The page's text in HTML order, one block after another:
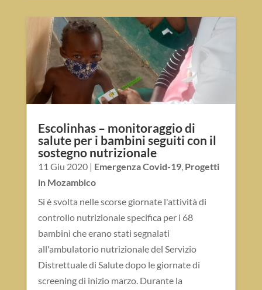
Escolinhas – monitoraggio di
salute per i bambini seguiti con il
sostegno nutrizionale
11 Giu 2020| Emergenza Covid-19, Progetti
in Mozambico
Si è svolta nelle scorse giornate l'attività di
controllo nutrizionale specifica per i 68
bambini che erano stati segnalati
all'ambulatorio nutrizionale del Servizio
Distrettuale di Salute dopo le giornate di
screening di inizio marzo. Durante la